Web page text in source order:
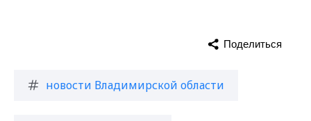
новости Владимирской области
Поделиться